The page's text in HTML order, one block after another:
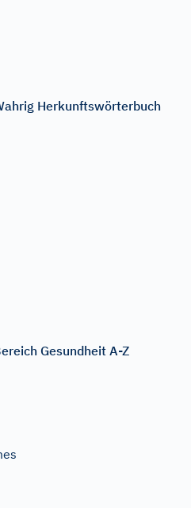
Herkunftswörterbuch
Gesundheit A-Z